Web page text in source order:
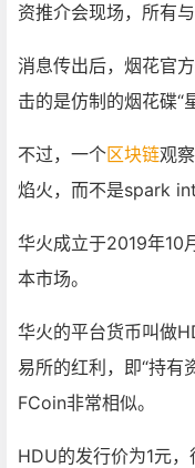
资推介会现场，所有
消息传出后，烟花官
击的是仿制的烟花碟“
不过，一个区块链观
焰火，而不是spark
华火成立于2019年10
本市场。
华火的平台货币叫做
易所的红利，即“持有
FCoin非常相似。
HDU的发行价为1元